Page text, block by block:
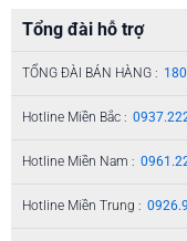
Tổng đài hỗ trợ
TỔNG ĐÀI BÁN HÀNG :
Hotline Miền Bắc :
Hotline Miền Nam :
Hotline Miền Trung :